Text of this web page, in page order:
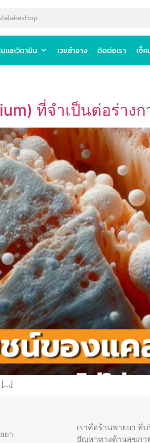
และวิตามิน เวชสำอาง ติดต่อเรา เช็
ที่จำเป็นต่อร่างก
[…]
ยา
เราคือร้านขายยา ที่
ปัญหาทางด้านสุขภา